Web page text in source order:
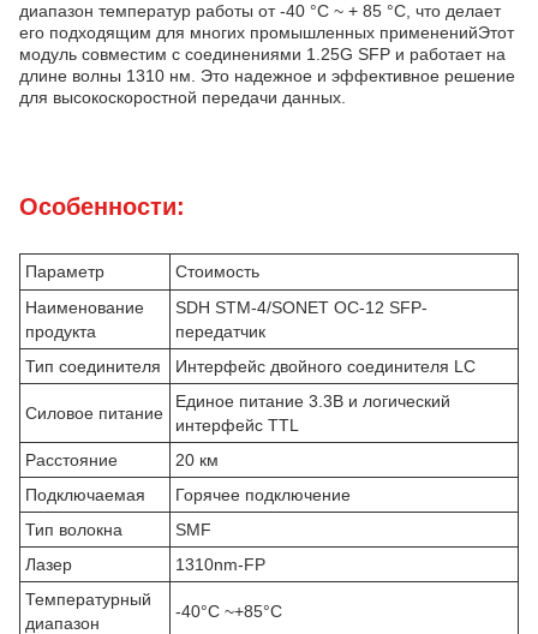
диапазон температур работы от -40 °C ~ + 85 °C, что делает
его подходящим для многих промышленных примененийЭтот
модуль совместим с соединениями 1.25G SFP и работает на
длине волны 1310 нм. Это надежное и эффективное решение
для высокоскоростной передачи данных.
Особенности:
Параметр
Стоимость
Наименование
продукта
SDH STM-4/SONET OC-12 SFP-
передатчик
Тип соединителя
Интерфейс двойного соединителя LC
Силовое питание
Единое питание 3.3В и логический
интерфейс TTL
Расстояние
20 км
Подключаемая
Горячее подключение
Тип волокна
SMF
Лазер
1310nm-FP
Температурный
диапазон
-40°C ~+85°C